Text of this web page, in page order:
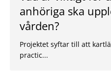
anhöriga ska
vården?
Projektet syftar till att
practic...